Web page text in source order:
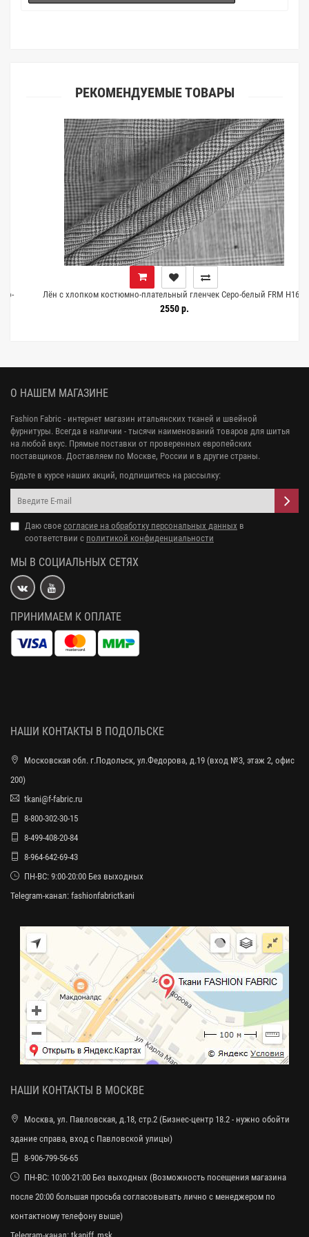
(ателье), то данная услуга поможет Вам улучшить работу с
РЕКОМЕНДУЕМЫЕ ТОВАРЫ
Лён с хлопком костюмно-плательный гленчек Серо-белый FRM H16/2
G50 14052671
2550 р.
О НАШЕМ МАГАЗИНЕ
Fashion Fabric - интернет магазин итальянских тканей и швейной
фурнитуры. Всегда в наличии - тысячи наименований товаров для шитья
на любой вкус. Прямые поставки от проверенных европейских
поставщиков. Доставляем по Москве, России и в другие страны.
Будьте в курсе наших акций, подпишитесь на рассылку:
Даю свое согласие на обработку персональных данных в
соответствии с политикой конфиденциальности
МЫ В СОЦИАЛЬНЫХ СЕТЯХ
ПРИНИМАЕМ К ОПЛАТЕ
НАШИ КОНТАКТЫ В ПОДОЛЬСКЕ
Московская обл. г.Подольск, ул.Федорова, д.19 (вход №3, этаж 2, офис
200)
tkani@f-fabric.ru
8-800-302-30-15
8-499-408-20-84
8-964-642-69-43
ПН-ВС: 9:00-20:00 Без выходных
Telegram-канал: fashionfabrictkani
НАШИ КОНТАКТЫ В МОСКВЕ
Москва, ул. Павловская, д.18, стр.2 (Бизнес-центр 18.2 - нужно обойти
здание справа, вход с Павловской улицы)
8-906-799-56-65
ПН-ВС: 10:00-21:00 Без выходных (Возможность посещения магазина
после 20:00 большая просьба согласовывать лично с менеджером по
контактному телефону выше)